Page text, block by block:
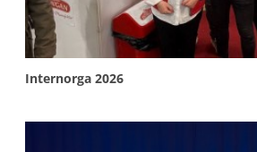
More info
Internorga 2026